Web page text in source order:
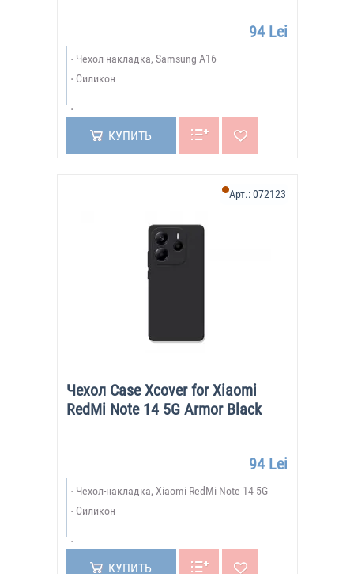
94 Lei
Чехол-накладка, Samsung A16
Силикон
КУПИТЬ
Чехол Case Xcover for Xiaomi
RedMi Note 14 5G Armor Black
Арт.:072123
94 Lei
Чехол-накладка, Xiaomi RedMi Note 14 5G
Силикон
КУПИТЬ